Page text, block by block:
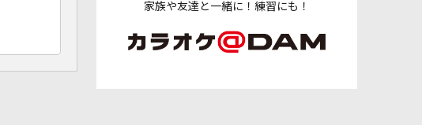
家族や友達と一緒に！練習にも！